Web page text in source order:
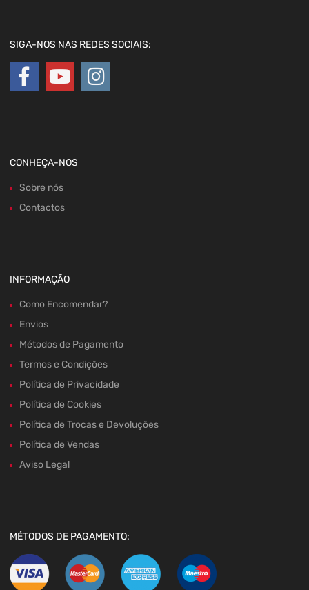
SIGA-NOS NAS REDES SOCIAIS:
CONHEÇA-NOS
Sobre nós
Contactos
INFORMAÇÃO
Como Encomendar?
Envios
Métodos de Pagamento
Termos e Condições
Política de Privacidade
Política de Cookies
Política de Trocas e Devoluções
Política de Vendas
Aviso Legal
MÉTODOS DE PAGAMENTO: